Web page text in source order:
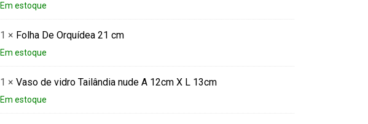
Em estoque
1 × Folha De Orquídea 21 cm
Em estoque
1 × Vaso de vidro Tailândia nude A 12cm X L 13cm
Em estoque